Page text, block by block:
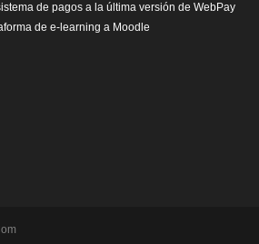
de pagos a la última versión de WebPay
de e-learning a Moodle